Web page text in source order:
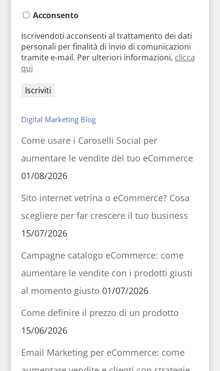
Acconsento
Iscrivendoti acconsenti al trattamento dei dati
personali per finalità di invio di comunicazioni
tramite e-mail. Per ulteriori informazioni, clicca
qui
Digital Marketing Blog
Come usare i Caroselli Social per
aumentare le vendite del tuo eCommerce
01/08/2026
Sito internet vetrina o eCommerce? Cosa
scegliere per far crescere il tuo business
15/07/2026
Campagne catalogo eCommerce: come
aumentare le vendite con i prodotti giusti
al momento giusto 01/07/2026
Come definire il prezzo di un prodotto
15/06/2026
Email Marketing per eCommerce: come